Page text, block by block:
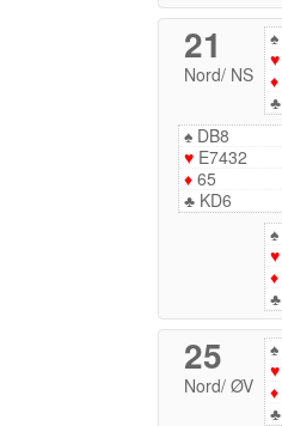
21
Nord/ NS
♠
♥
♦
♣
♠ DB8
♥ E7432
♦ 65
♣ KD6
♠
♥
♦
♣
25
Nord/ØV
♠
♥
♦
♣